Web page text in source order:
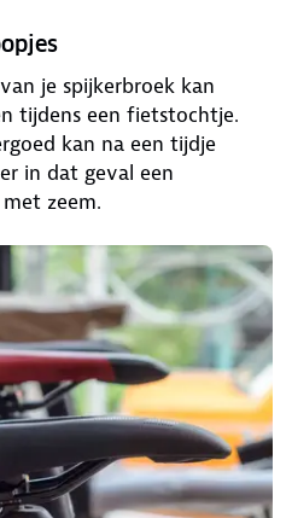
je spijkerbroek kan
tijdens een fietstochtje.
kan na een tijdje
in dat geval een
zeem.